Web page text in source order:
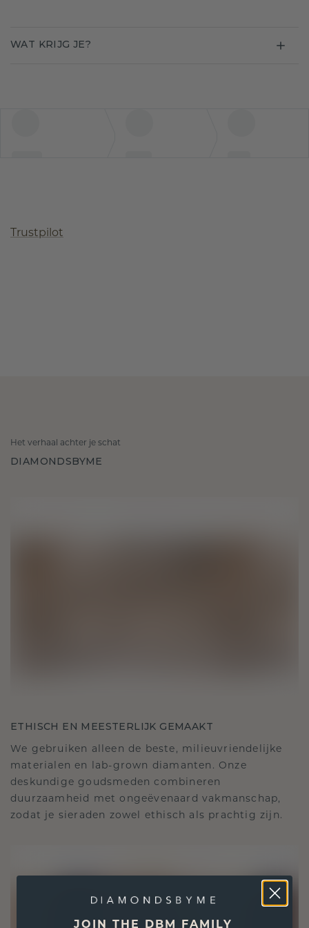
WAT KRIJG JE?
Trustpilot
Het verhaal achter je schat
DIAMONDSBYME
ETHISCH EN MEESTERLIJK GEMAAKT
We gebruiken alleen de beste, milieuvriendelijke
materialen en lab-grown diamanten. Onze
deskundige goudsmeden combineren
duurzaamheid met ongeëvenaard vakmanschap,
zodat je sieraden zowel ethisch als prachtig zijn.
JOIN THE DBM FAMILY